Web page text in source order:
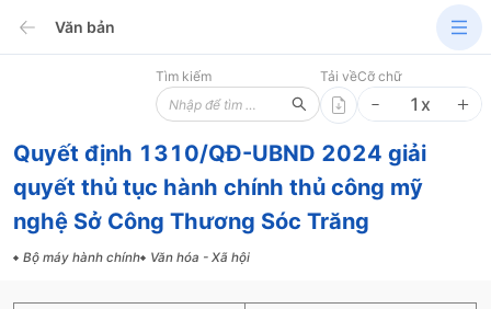
Văn bản
Tìm kiếm Tải vềCỡ chữ
1 x
Quyết định 1310/QĐ-UBND 2024 giải
quyết thủ tục hành chính thủ công mỹ
nghệ Sở Công Thương Sóc Trăng
Bộ máy hành chính Văn hóa - Xã hội